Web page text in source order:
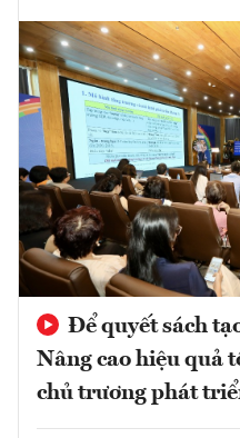
Để quyết sách
Nâng cao hiệu quả
chủ trương phát